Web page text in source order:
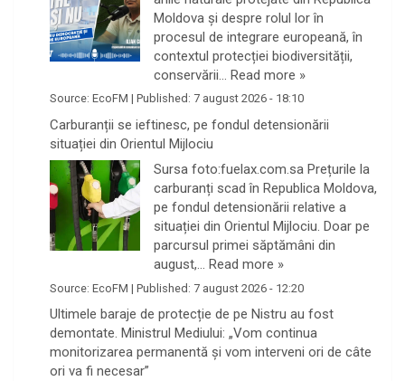
Moldova și despre rolul lor în
procesul de integrare europeană, în
contextul protecției biodiversității,
conservării… Read more »
Source: EcoFM | Published: 7 august 2026 - 18:10
Carburanții se ieftinesc, pe fondul detensionării
situației din Orientul Mijlociu
Sursa foto:fuelax.com.sa Prețurile la
carburanți scad în Republica Moldova,
pe fondul detensionării relative a
situației din Orientul Mijlociu. Doar pe
parcursul primei săptămâni din
august,… Read more »
Source: EcoFM | Published: 7 august 2026 - 12:20
Ultimele baraje de protecție de pe Nistru au fost
demontate. Ministrul Mediului: „Vom continua
monitorizarea permanentă și vom interveni ori de câte
ori va fi necesar”